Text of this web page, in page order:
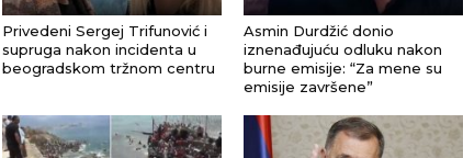
Privedeni Sergej Trifunović i
supruga nakon incidenta u
beogradskom tržnom centru
Asmin Durdžić donio
iznenađujuću odluku nakon
burne emisije: “Za mene su
emisije završene”